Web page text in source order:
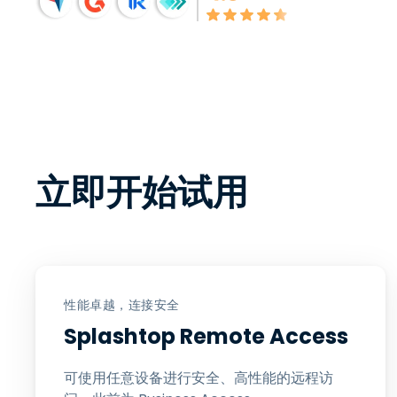
立即开始试用
性能卓越，连接安全
Splashtop Remote Access
可使用任意设备进行安全、高性能的远程访